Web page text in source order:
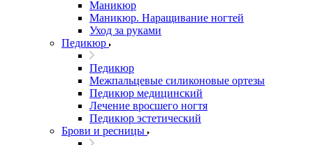
Маникюр
Маникюр. Наращивание ногтей
Уход за руками
Педикюр
Педикюр
Межпальцевые силиконовые ортезы
Педикюр медицинский
Лечение вросшего ногтя
Педикюр эстетический
Брови и ресницы